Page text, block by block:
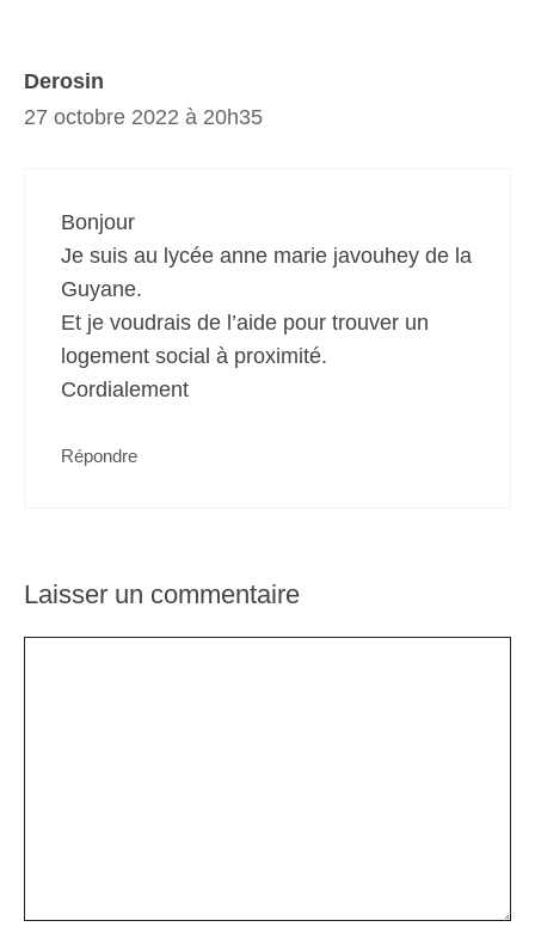
Derosin
27 octobre 2022 à 20h35
Bonjour
Je suis au lycée anne marie javouhey de la
Guyane.
Et je voudrais de l’aide pour trouver un
logement social à proximité.
Cordialement
Répondre
Laisser un commentaire